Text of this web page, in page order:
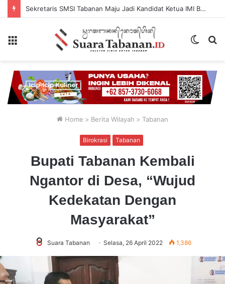
Sekretaris SMSI Tabanan Maju Jadi Kandidat Ketua IMI Bali, Ketua SMSI Tabanan Berikan Dukungan
Switch
Home > Berita Wilayah > Tabanan
Birokrasi Tabanan
Bupati Tabanan Kembali
Ngantor di Desa, “Wujud
Kedekatan Dengan
Masyarakat”
Suara Tabanan Selasa, 26 April 2022 1,386